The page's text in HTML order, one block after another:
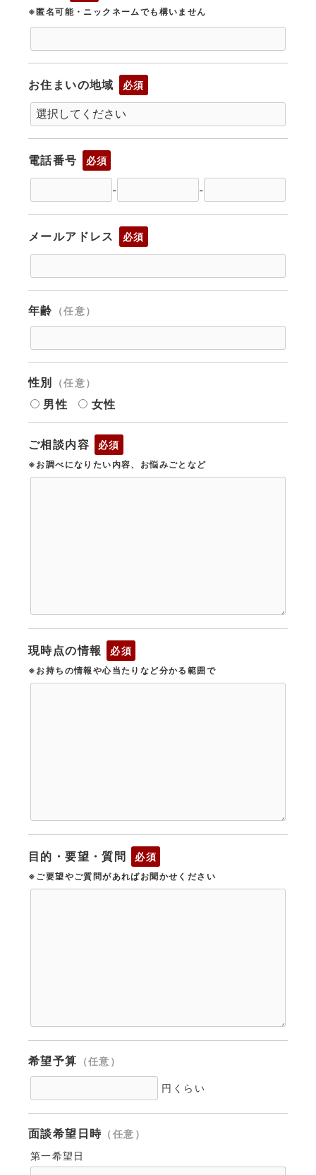
※匿名可能・ニックネームでも構いません
お住まいの地域 必須
電話番号 必須
- -
メールアドレス 必須
年齢 （任意）
性別 （任意）
男性 女性
ご相談内容 必須
※お調べになりたい内容、お悩みごとなど
現時点の情報 必須
※お持ちの情報や心当たりなど分かる範囲で
目的・要望・質問 必須
※ご要望やご質問があればお聞かせください
希望予算 （任意）
円くらい
面談希望日時 （任意）
第一希望日